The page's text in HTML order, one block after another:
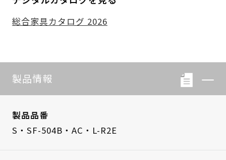
総合家具カタログ 2026
製品情報
製品品番
S・SF-504B・AC・L-R2E